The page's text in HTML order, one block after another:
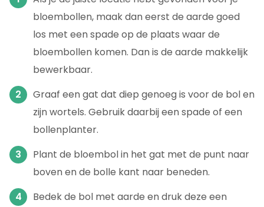
bloembollen, maak dan eerst de aarde goed
los met een spade op de plaats waar de
bloembollen komen. Dan is de aarde makkelijk
bewerkbaar.
Graaf een gat dat diep genoeg is voor de bol en
zijn wortels. Gebruik daarbij een spade of een
bollenplanter.
Plant de bloembol in het gat met de punt naar
boven en de bolle kant naar beneden.
Bedek de bol met aarde en druk deze een